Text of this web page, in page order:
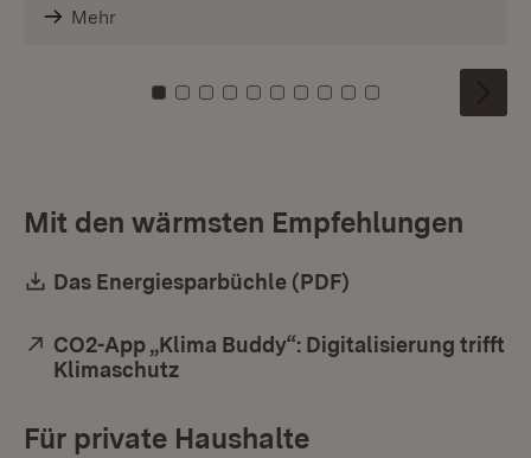
Mehr
Zu Kachel: 0
Zu Kachel: 1
Zu Kachel: 2
Zu Kachel: 3
Zu Kachel: 4
Zu Kachel: 5
Zu Kachel: 6
Zu Kachel: 7
Zu Kachel: 8
Zu Kachel: 9
Mit den wärmsten Empfehlungen
Download:
Das Energiesparbüchle (PDF)
Extern:
CO2-App „Klima Buddy“: Digitalisierung trifft
Klimaschutz
Für private Haushalte